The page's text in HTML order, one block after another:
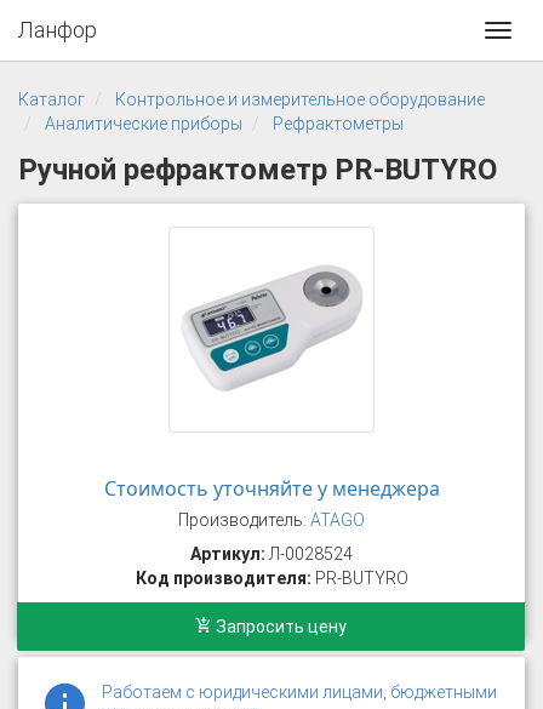
Ланфор
Каталог
Контрольное и измерительное оборудование
Аналитические приборы
Рефрактометры
Ручной рефрактометр PR-BUTYRO
Стоимость уточняйте у менеджера
Производитель: ATAGO
Артикул: Л-0028524
Код производителя: PR-BUTYRO
Запросить цену
Работаем с юридическими лицами, бюджетными